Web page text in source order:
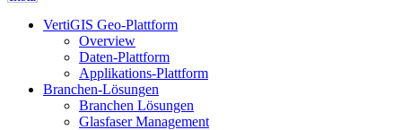
VertiGIS Geo-Plattform
Overview
Daten-Plattform
Applikations-Plattform
Branchen-Lösungen
Branchen Lösungen
Glasfaser Management